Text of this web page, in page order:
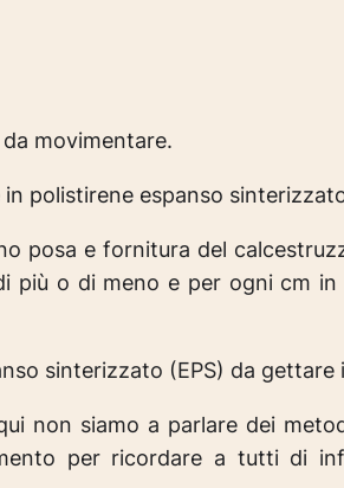
movimentare.
polistirene espanso
posa e fornitura del
più o di meno e per ogni cm
sinterizzato (EPS) da gettare
non siamo a parlare dei
per ricordare a tutti di